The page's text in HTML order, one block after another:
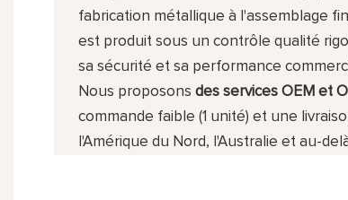
fabrication métallique à l'assemblage
est produit sous un contrôle qualité
sa sécurité et sa performance
Nous proposons des services OEM et
commande faible (1 unité) et une
l'Amérique du Nord, l'Australie et au-